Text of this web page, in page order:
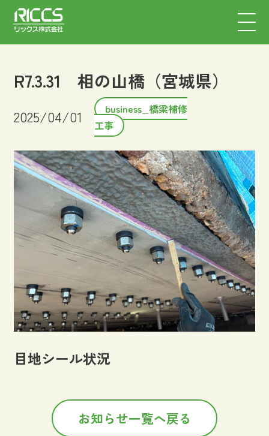
R7.3.31 相の山橋（宮城県）
2025/04/01
business_橋梁補修
工事
目地シール状況
お知らせ一覧へ戻る